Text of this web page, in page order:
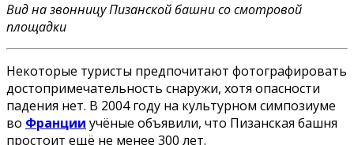
Вид на звонницу Пизанской башни со смотровой
площадки
Некоторые туристы предпочитают фотографировать
достопримечательность снаружи, хотя опасности
падения нет. В 2004 году на культурном симпозиуме
во Франции учёные объявили, что Пизанская башня
простоит ещё не менее 300 лет.